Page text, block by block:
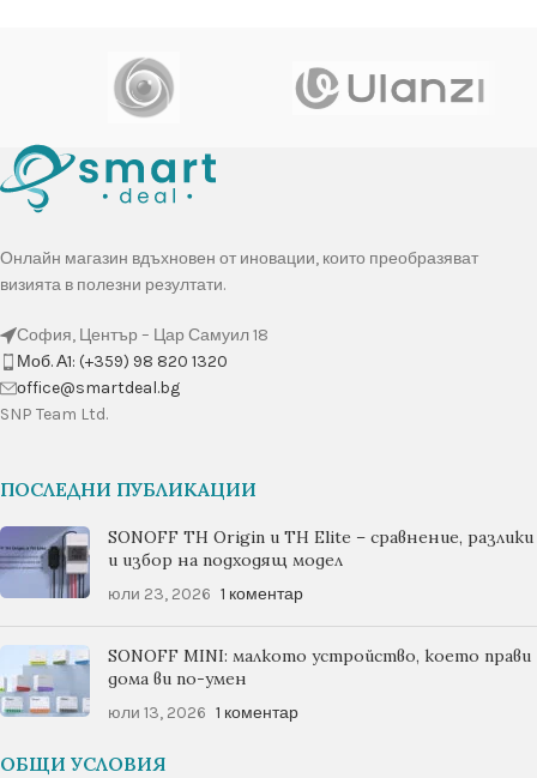
Онлайн магазин вдъхновен от иновации, които преобразяват
визията в полезни резултати.
София, Център – Цар Самуил 18
Моб. А1: (+359) 98 820 1320
оffice@smartdeal.bg
SNP Team Ltd.
ПОСЛЕДНИ ПУБЛИКАЦИИ
SONOFF TH Origin и TH Elite – сравнение, разлики
и избор на подходящ модел
юли 23, 2026 1 коментар
SONOFF MINI: малкото устройство, което прави
дома ви по-умен
юли 13, 2026 1 коментар
ОБЩИ УСЛОВИЯ